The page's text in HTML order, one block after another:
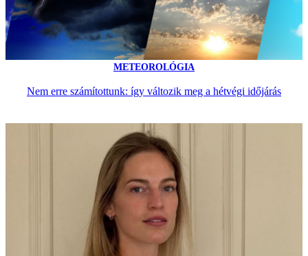
METEOROLÓGIA
Nem erre számítottunk: így változik meg a hétvégi időjárás